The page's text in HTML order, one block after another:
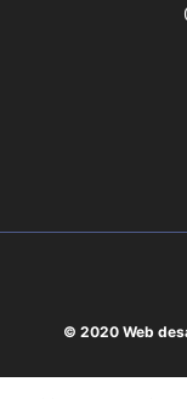
© 2020 Web